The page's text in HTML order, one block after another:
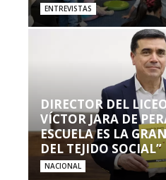
ENTREVISTAS
DIRECTOR DEL
VÍCTOR JARA DE
ESCUELA ES LA
DEL TEJIDO SOCIAL”
NACIONAL